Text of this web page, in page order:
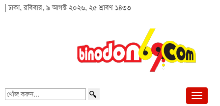
| ঢাকা, রবিবার, ৯ আগস্ট ২০২৬, ২৫ শ্রাবণ ১৪৩৩
খোঁজ